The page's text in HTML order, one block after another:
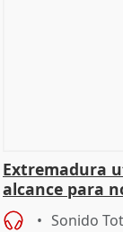
Extremadura
alcance para
Sonido